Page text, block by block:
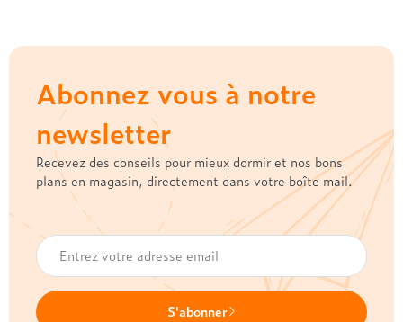
Abonnez vous à notre
newsletter
Recevez des conseils pour mieux dormir et nos bons
plans en magasin, directement dans votre boîte mail.
S'abonner